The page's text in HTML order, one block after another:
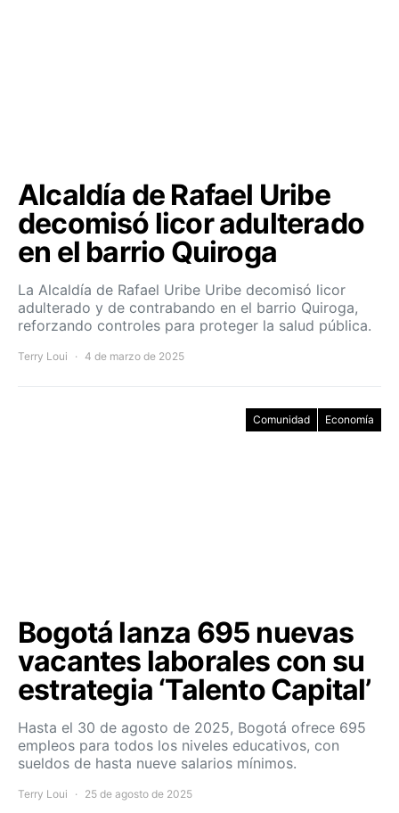
Alcaldía de Rafael Uribe
decomisó licor adulterado
en el barrio Quiroga
La Alcaldía de Rafael Uribe Uribe decomisó licor
adulterado y de contrabando en el barrio Quiroga,
reforzando controles para proteger la salud pública.
Terry Loui 4 de marzo de 2025
Comunidad Economía
Bogotá lanza 695 nuevas
vacantes laborales con su
estrategia ‘Talento Capital’
Hasta el 30 de agosto de 2025, Bogotá ofrece 695
empleos para todos los niveles educativos, con
sueldos de hasta nueve salarios mínimos.
Terry Loui 25 de agosto de 2025